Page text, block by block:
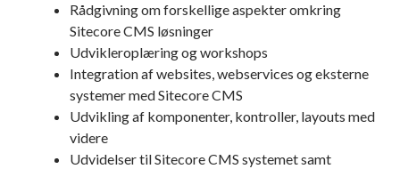
Rådgivning om forskellige aspekter omkring
Sitecore CMS løsninger
Udvikleroplæring og workshops
Integration af websites, webservices og eksterne
systemer med Sitecore CMS
Udvikling af komponenter, kontroller, layouts med
videre
Udvidelser til Sitecore CMS systemet samt